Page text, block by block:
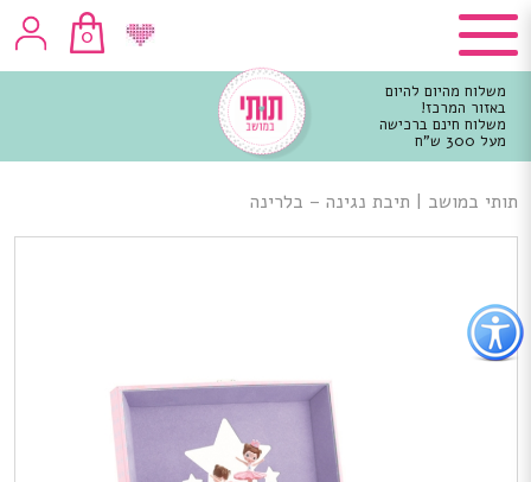
כפתור
לפתיחת
תפריט
נגישות
0
משלוח מהיום להיום
באזור המרכז!
משלוח חינם ברכישה
מעל 300 ש"ח
מרכזי
תותי במושב | תיבת נגינה – בלרינה